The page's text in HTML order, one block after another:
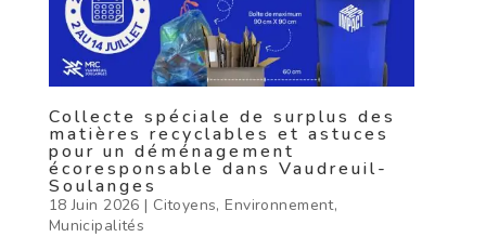
Collecte spéciale de surplus des
matières recyclables et astuces
pour un déménagement
écoresponsable dans Vaudreuil-
Soulanges
18 Juin 2026 | Citoyens,Environnement,
Municipalités